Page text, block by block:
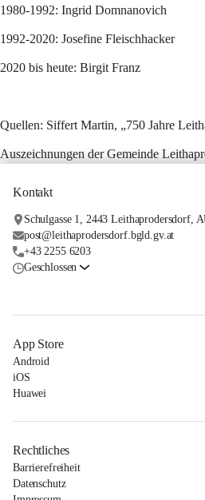
1980-1992: Ingrid Domnanovich
1992-2020: Josefine Fleischhacker
2020 bis heute: Birgit Franz
Quellen: Siffert Martin, „750 Jahre
Auszeichnungen der Gemeinde
Kontakt
Schulgasse 1, 2443 Leithaprodersdorf,
post@leithaprodersdorf.bgld.gv.at
+43 2255 6203
Geschlossen
App Store
Android
iOS
Huawei
Rechtliches
Barrierefreiheit
Datenschutz